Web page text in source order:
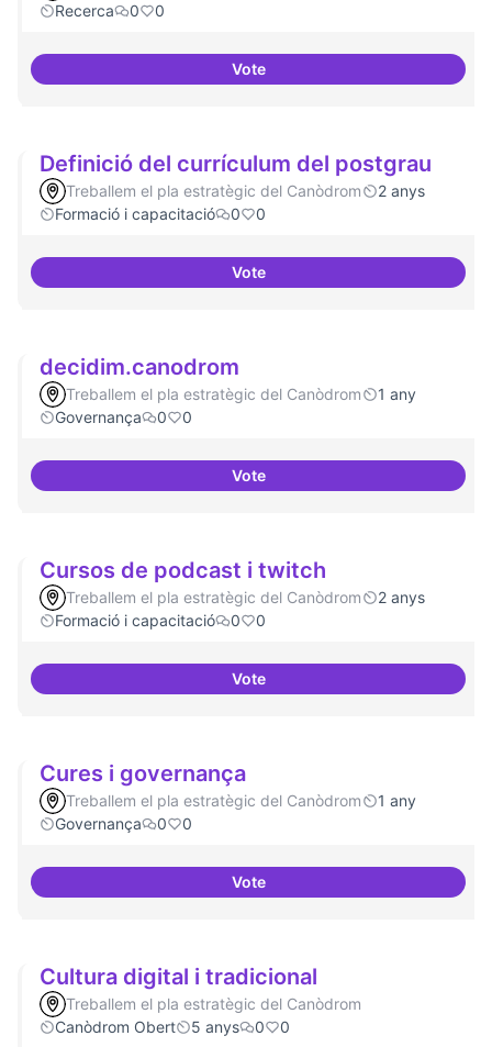
Recerca
0 0
VoteDigitalització de l'administració
Definició del currículum del postgrau
Treballem el pla estratègic del Canòdrom
2 anys
Formació i capacitació
0 0
VoteDefinició del currículum del
decidim.canodrom
Treballem el pla estratègic del Canòdrom
1 any
Governança
0 0
Votedecidim.canodrom
Cursos de podcast i twitch
Treballem el pla estratègic del Canòdrom
2 anys
Formació i capacitació
0 0
VoteCursos de podcast i twitch
Cures i governança
Treballem el pla estratègic del Canòdrom
1 any
Governança
0 0
VoteCures i governança
Cultura digital i tradicional
Treballem el pla estratègic del Canòdrom
Canòdrom Obert
5 anys 0 0